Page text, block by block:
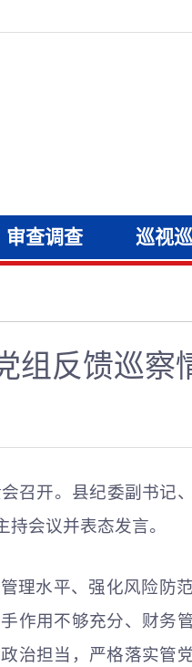
审查调查 巡视
组反馈巡察
召开。县纪委副书记
会议并表态发言。
理水平、强化风险防
用不够充分、财务
治担当，严格落实管